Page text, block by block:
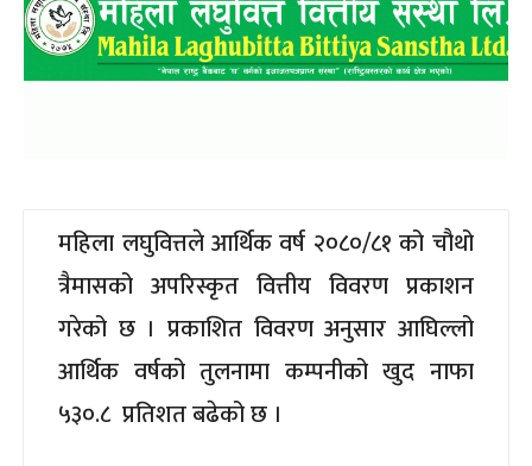
महिला लघुवित्तले आर्थिक वर्ष २०८०/८१ को चौथो
त्रैमासको अपरिस्कृत वित्तीय विवरण प्रकाशन
गरेको छ । प्रकाशित विवरण अनुसार आघिल्लो
आर्थिक वर्षको तुलनामा कम्पनीको खुद नाफा
५३०.८ प्रतिशत बढेको छ ।